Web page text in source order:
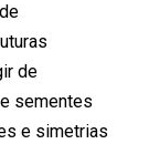
de
sementes
e simetrias